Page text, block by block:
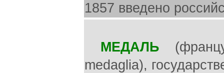
1857 введено
МЕДАЛЬ
medaglia),